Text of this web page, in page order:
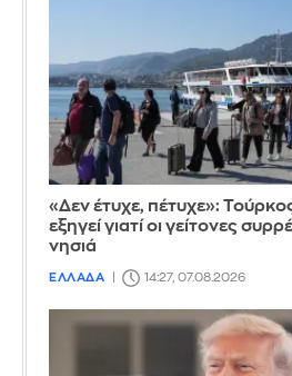
«Δεν έτυχε, πέτυχε»:
εξηγεί γιατί οι γείτονες
νησιά
ΕΛΛΑΔΑ 14:27, 07.08.2026